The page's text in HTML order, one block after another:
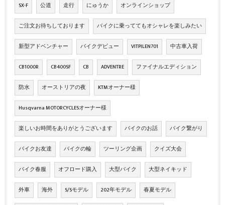
SX-F 公道 走行 にゅうか オンラインショップ
ご注文お待ちしております バイクに乗っててもオシャレを楽しみたい
新型アドベンチャー バイクデビュー VITPILEN701 中古車入荷
CB1000R CB400SF CB ADVENTRE ファイナルエディション
防水 オーストリアの夜 KTMオーナー様
Husqvarna MOTORCYCLESオーナー様
楽しいお時間をありがとうございます バイクのお話 バイク繋がり
バイクお友達 バイクの輪 ツーリング企画 クイズ大会
バイク春服 オフロード購入 大型バイク 大型ネイキッド
外車 海外 S/Sモデル 202年モデル 春夏モデル